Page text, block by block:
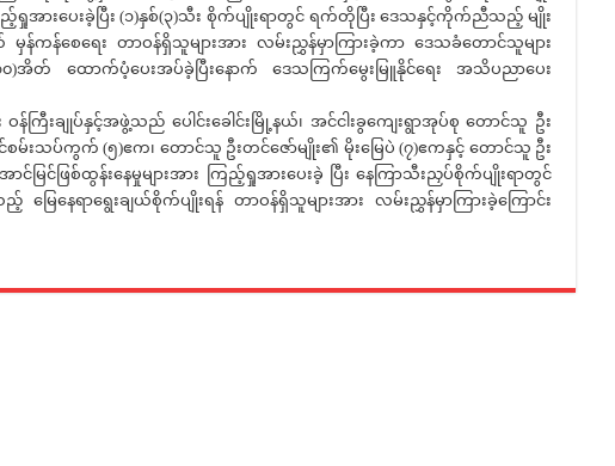
ည့်ရှုအားပေးခဲ့ပြီး (၁)နှစ်(၃)သီး စိုက်ပျိုးရာတွင် ရက်တိုပြီး ဒေသနှင့်ကိုက်ညီသည့် မျိုး
မှန်ကန်စေရေး တာဝန်ရှိသူများအား လမ်းညွှန်မှာကြားခဲ့ကာ ဒေသခံတောင်သူများ
တ် ထောက်ပံ့ပေးအပ်ခဲ့ပြီးနောက် ဒေသကြက်မွေးမြူနိုင်ရေး အသိပညာပေး
းချုပ်နှင့်အဖွဲ့သည် ပေါင်းခေါင်းမြို့နယ်၊ အင်ငါးခွကျေးရွာအုပ်စု တောင်သူ ဦး
စမ်းသပ်ကွက် (၅)ဧက၊ တောင်သူ ဦးတင်ဇော်မျိုး၏ မိုးမြေပဲ (၇)ဧကနှင့် တောင်သူ ဦး
မြင်ဖြစ်ထွန်းနေမှုများအား ကြည့်ရှုအားပေးခဲ့ ပြီး နေကြာသီးညှပ်စိုက်ပျိုးရာတွင်
ေနေရာရွေးချယ်စိုက်ပျိုးရန် တာဝန်ရှိသူများအား လမ်းညွှန်မှာကြားခဲ့ကြောင်း